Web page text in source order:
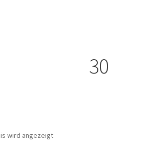
30
wird angezeigt